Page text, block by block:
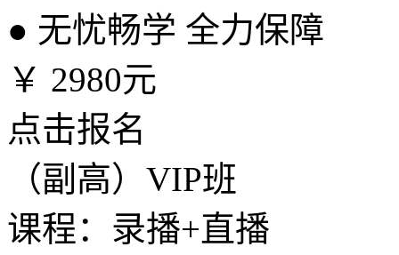
● 无忧畅学 全力保障
￥ 2980元
点击报名
（副高）VIP班
课程：录播+直播